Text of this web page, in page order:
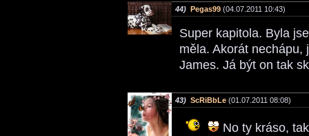
44) Pegas99 (04.07.2011 10:43)
Super kapitola. Byla
měla. Akorát
James. Já být on tak
43) ScRiBbLe (01.07.2011 08:08)
No ty kráso,